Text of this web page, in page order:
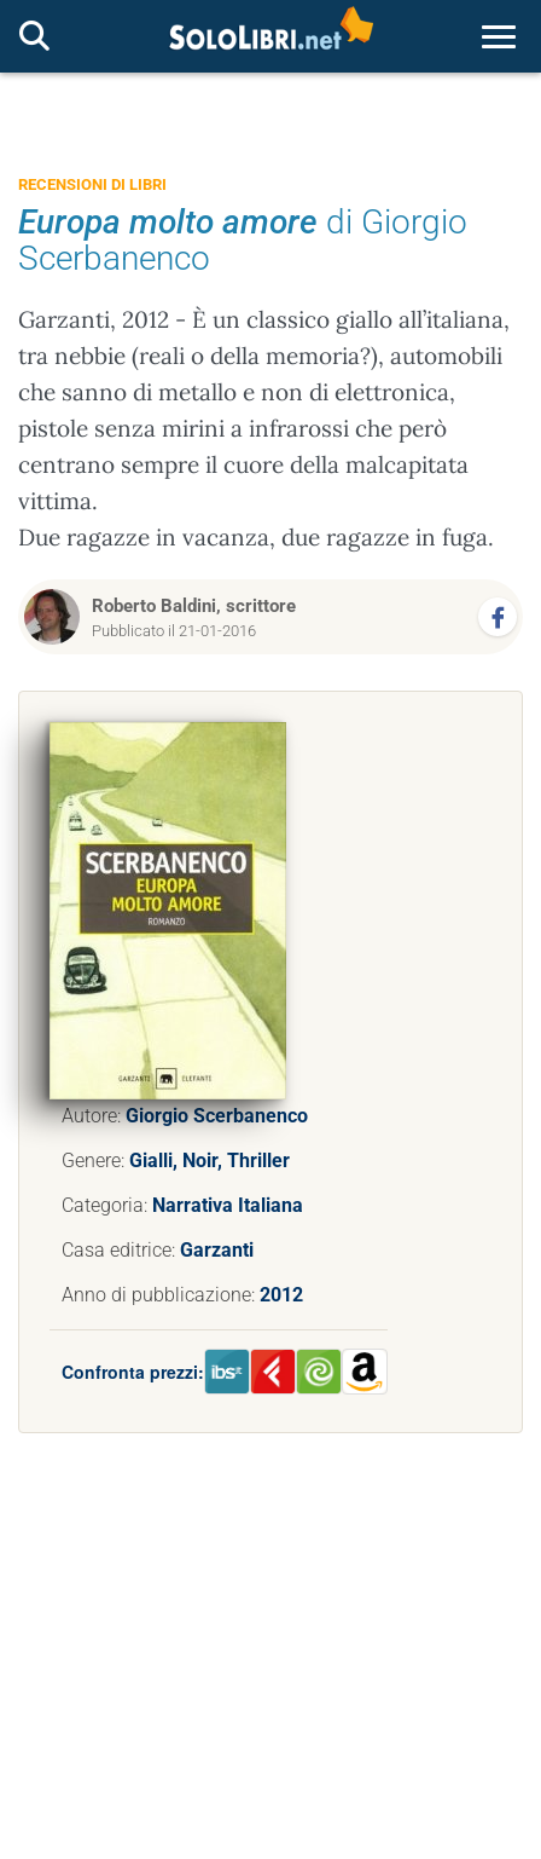
RECENSIONI DI LIBRI
Europa molto amore di Giorgio
Scerbanenco
Garzanti, 2012 - È un classico giallo all’italiana,
tra nebbie (reali o della memoria?), automobili
che sanno di metallo e non di elettronica,
pistole senza mirini a infrarossi che però
centrano sempre il cuore della malcapitata
vittima.
Due ragazze in vacanza, due ragazze in fuga.
Roberto Baldini, scrittore
Pubblicato il 21-01-2016
Autore:Giorgio Scerbanenco
Genere: Gialli, Noir, Thriller
Categoria: Narrativa Italiana
Casa editrice: Garzanti
Anno di pubblicazione: 2012
Confronta prezzi: